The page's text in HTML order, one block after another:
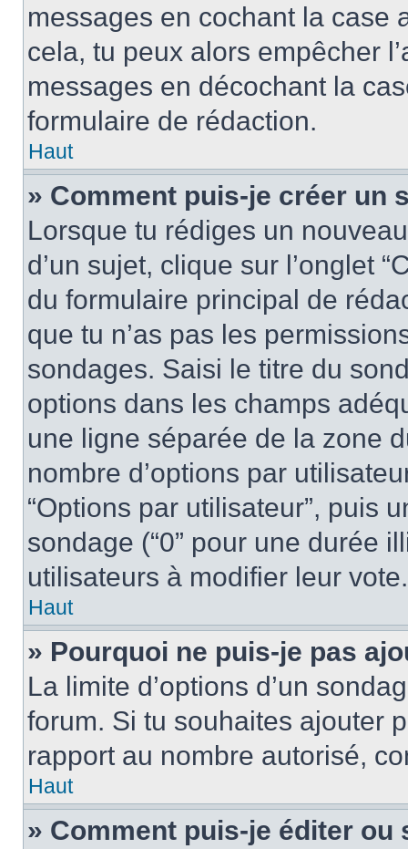
messages en cochant la case
cela, tu peux alors empêcher
messages en décochant la
formulaire de rédaction.
Haut
» Comment puis-je créer un
Lorsque tu rédiges un
d’un sujet, clique sur l’onglet
du formulaire principal de
que tu n’as pas les
sondages. Saisi le titre du
options dans les champs
une ligne séparée de la zone
nombre d’options par
“Options par utilisateur”, puis
sondage (“0” pour une durée
utilisateurs à modifier leur vote.
Haut
» Pourquoi ne puis-je pas
La limite d’options d’un
forum. Si tu souhaites ajouter
rapport au nombre autorisé,
Haut
» Comment puis-je éditer ou